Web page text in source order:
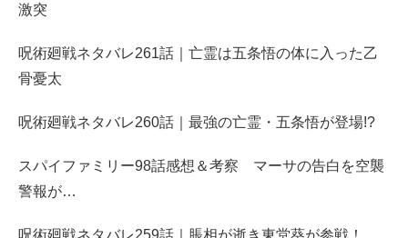
激突
呪術廻戦ネタバレ261話｜亡霊は五条悟の体に入った乙
骨憂太
呪術廻戦ネタバレ260話｜最強の亡霊・五条悟が登場!?
スパイファミリー98話感想＆考察 マーサの告白を空襲
警報が…
呪術廻戦ネタバレ259話｜脹相が逝き東堂葵が参戦！